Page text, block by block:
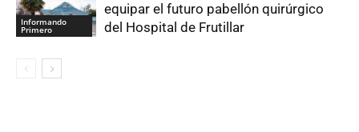
Informando
Primero
equipar el futuro pabellón quirúrgico
del Hospital de Frutillar